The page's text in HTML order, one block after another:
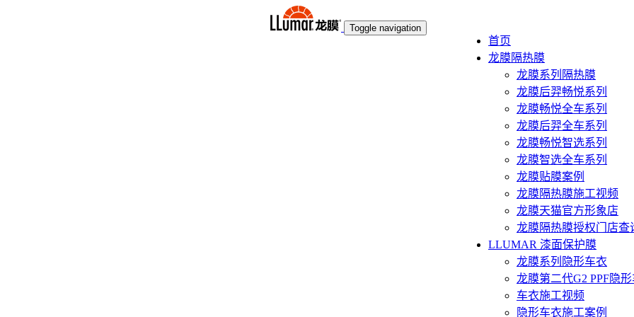
Toggle navigation
首页
龙膜隔热膜
龙膜系列隔热膜
龙膜后羿畅悦系列
龙膜畅悦全车系列
龙膜后羿全车系列
龙膜畅悦智选系列
龙膜智选全车系列
龙膜贴膜案例
龙膜隔热膜施工视频
龙膜天猫官方形象店
龙膜隔热膜授权门店查
LLUMAR 漆面保护膜
龙膜系列隐形车衣
龙膜第二代G2 PPF隐
车衣施工视频
隐形车衣施工案例